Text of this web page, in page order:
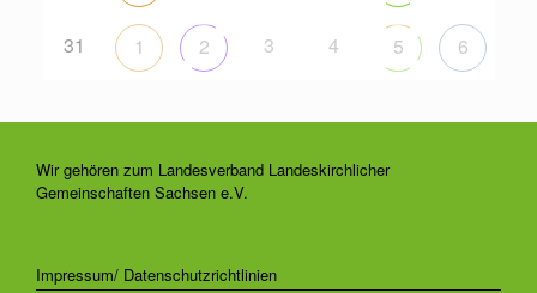
31 1 2 3 4 5 6
Wir gehören zum Landesverband Landeskirchlicher
Gemeinschaften Sachsen e.V.
Impressum/ Datenschutzrichtlinien